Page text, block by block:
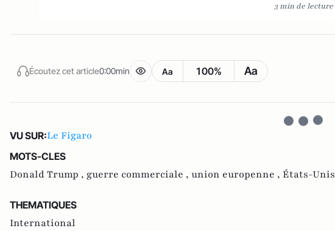
3 min de lecture
Écoutez cet article0:00min Aa 100% Aa
VU SUR:Le Figaro
MOTS-CLES
Donald Trump , guerre commerciale , union europenne , États-Unis
THEMATIQUES
International